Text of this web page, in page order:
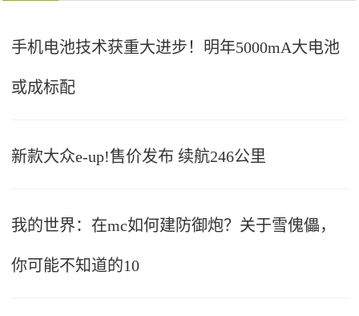
手机电池技术获重大进步！明年5000mA大电池
或成标配
新款大众e-up!售价发布 续航246公里
我的世界：在mc如何建防御炮？关于雪傀儡，
你可能不知道的10